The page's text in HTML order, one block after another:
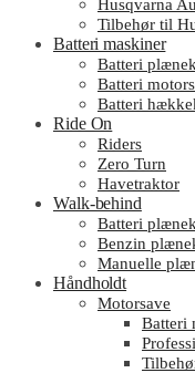
Husqvarna
Tilbehør til
Batteri maskiner
Batteri
Batteri
Batteri
Ride On
Riders
Zero Turn
Havetraktor
Walk-behind
Batteri
Benzin
Manuelle
Håndholdt
Motorsave
Batteri